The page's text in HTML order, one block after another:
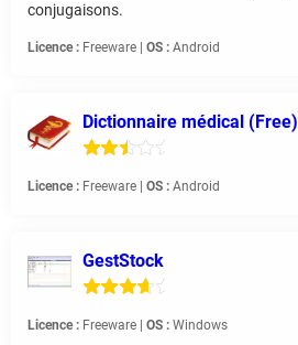
conjugaisons.
Licence : Freeware | OS : Android
Dictionnaire médical (Free)
Licence : Freeware | OS : Android
GestStock
Licence : Freeware | OS : Windows